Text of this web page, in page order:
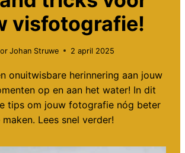
visfotografie!
Johan Struwe 2 april 2025
onuitwisbare herinnering aan jouw
op en aan het water! In dit
tips om jouw fotografie nóg beter
maken. Lees snel verder!